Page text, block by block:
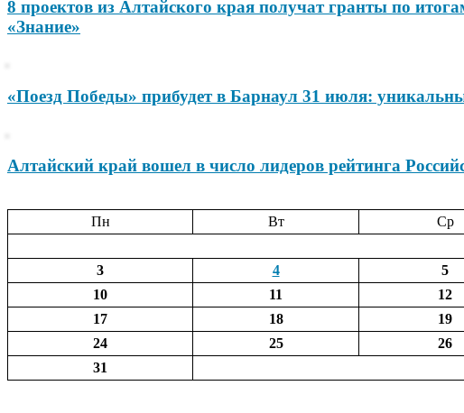
8 проектов из Алтайского края получат гранты по
«Знание»
«Поезд Победы» прибудет в Барнаул 31 июля:
Алтайский край вошел в число лидеров рейтинга
Пн
Вт Ср
3
4 5
10
11 12
17
18 19
24
25 26
31